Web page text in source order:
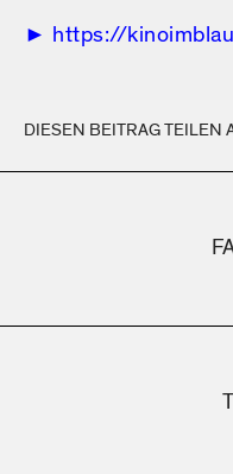
https://
DIESEN BEITRAG TEILEN